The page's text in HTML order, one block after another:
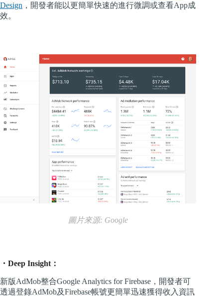
Design ，開發者能以更簡單快速的進行微調或查看App成
效。
圖片來源: Google
・Deep Insight：
新版AdMob整合Google Analytics for Firebase，開發者可
透過登錄AdMob及Firebase帳號更簡單迅速獲得收入資訊